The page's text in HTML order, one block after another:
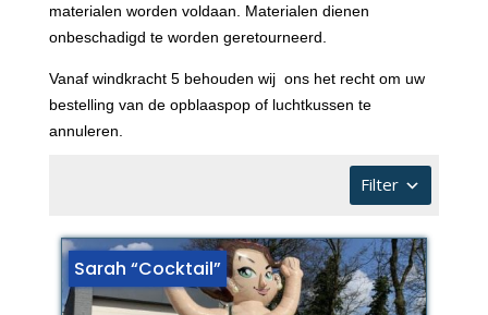
materialen worden voldaan. Materialen dienen
onbeschadigd te worden geretourneerd.
Vanaf windkracht 5 behouden wij ons het recht om uw
bestelling van de opblaaspop of luchtkussen te
annuleren.
Filter
Sarah “Cocktail”